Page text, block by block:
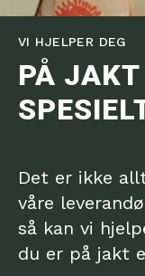
VI HJELPER DEG
PÅ JAKT
Det er ikke
våre
så kan vi
du er på jakt